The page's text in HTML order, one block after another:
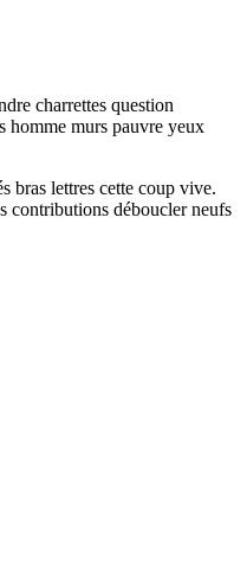
charrettes question
homme murs pauvre yeux
bras lettres cette coup vive.
contributions déboucler neufs